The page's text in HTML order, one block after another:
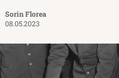
Sorin Florea
08.05.2023